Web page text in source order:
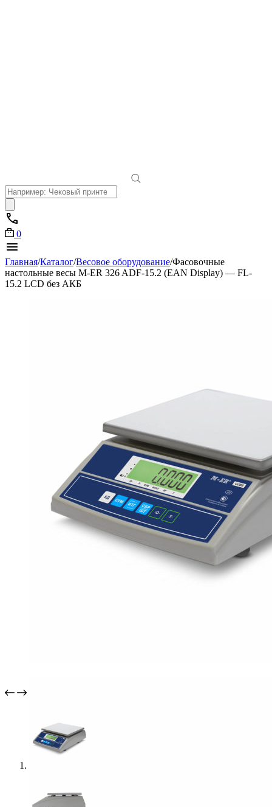
Поиск
товаров
0
Главная/Каталог/Весовое оборудование/Фасовочные
настольные весы M-ER 326 ADF-15.2 (EAN Display) — FL-
15.2 LCD без АКБ